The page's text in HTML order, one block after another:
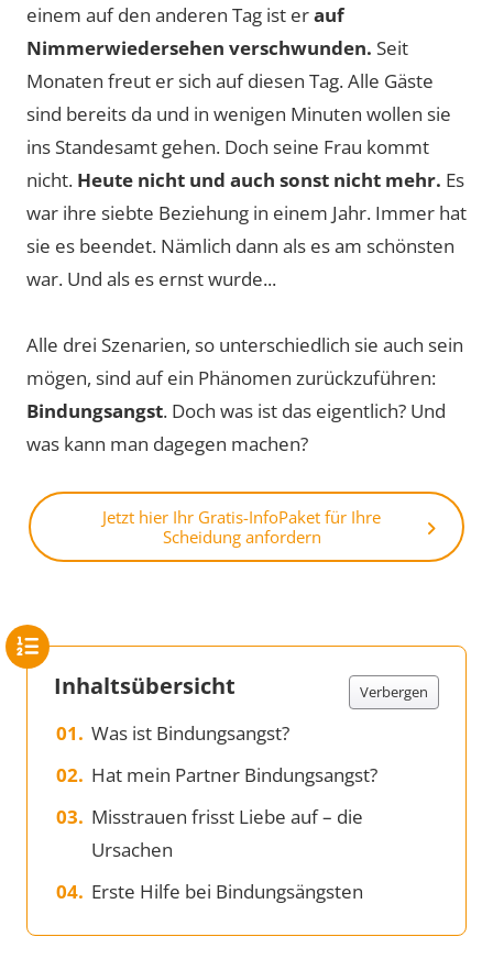
einem auf den anderen Tag ist erauf
Nimmerwiedersehen verschwunden. Seit
Monaten freut er sich auf diesen Tag. Alle Gäste
sind bereits da und in wenigen Minuten wollen sie
ins Standesamt gehen. Doch seine Frau kommt
nicht. Heute nicht und auch sonst nicht mehr. Es
war ihre siebte Beziehung in einem Jahr. Immer hat
sie es beendet. Nämlich dann als es am schönsten
war. Und als es ernst wurde...
Alle drei Szenarien, so unterschiedlich sie auch sein
mögen, sind auf ein Phänomen zurückzuführen:
Bindungsangst. Doch was ist das eigentlich? Und
was kann man dagegen machen?
Jetzt hier Ihr Gratis-InfoPaket für Ihre
Scheidung anfordern
Inhaltsübersicht Verbergen
Was ist Bindungsangst?
Hat mein Partner Bindungsangst?
Misstrauen frisst Liebe auf – die
Ursachen
Erste Hilfe bei Bindungsängsten